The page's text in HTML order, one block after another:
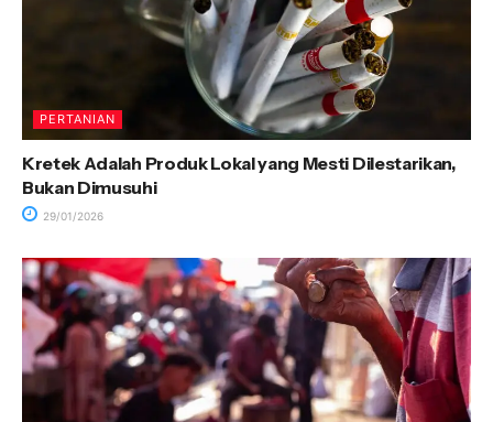
PERTANIAN
Kretek Adalah Produk Lokal yang Mesti Dilestarikan,
Bukan Dimusuhi
29/01/2026